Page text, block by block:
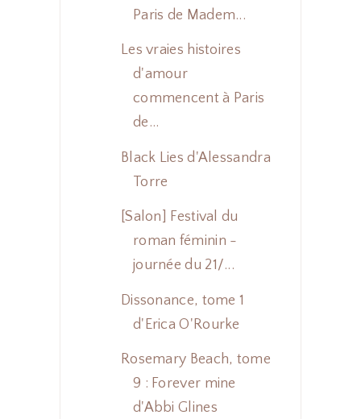
Paris de Madem...
Les vraies histoires
d'amour
commencent à Paris
de...
Black Lies d'Alessandra
Torre
[Salon] Festival du
roman féminin -
journée du 21/...
Dissonance, tome 1
d'Erica O'Rourke
Rosemary Beach, tome
9 : Forever mine
d'Abbi Glines